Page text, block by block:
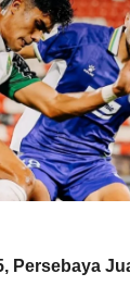
Persebaya